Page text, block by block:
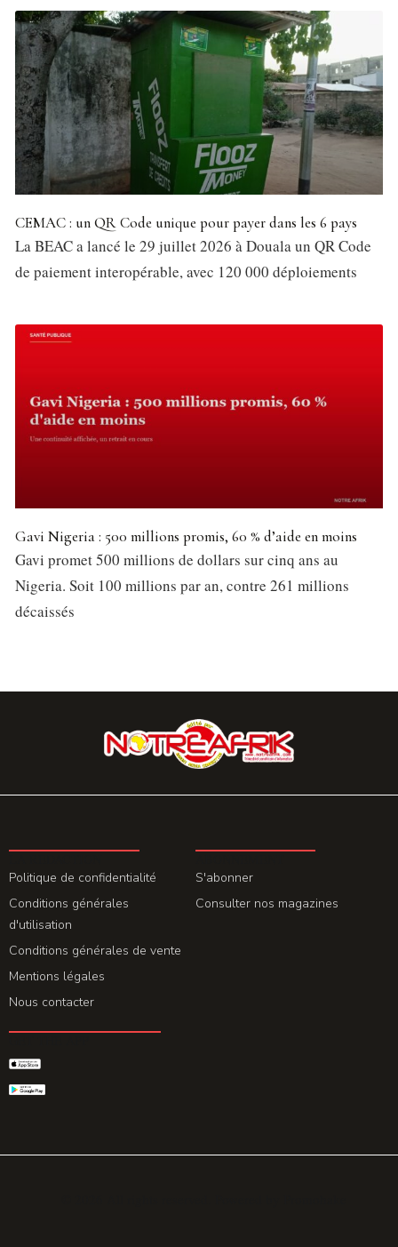
CEMAC : un QR Code unique pour payer dans les 6 pays
La BEAC a lancé le 29 juillet 2026 à Douala un QR Code
de paiement interopérable, avec 120 000 déploiements
Gavi Nigeria : 500 millions promis, 60 % d’aide en moins
Gavi promet 500 millions de dollars sur cinq ans au
Nigeria. Soit 100 millions par an, contre 261 millions
décaissés
Politique de confidentialité
Conditions générales
d'utilisation
Conditions générales de vente
Mentions légales
Nous contacter
S'abonner
Consulter nos magazines